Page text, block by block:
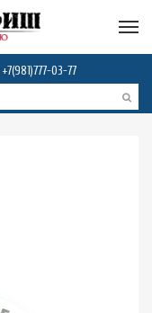
+7(981)777-03-77